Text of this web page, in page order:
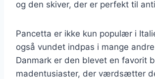
og den skiver, der er perfekt til
Pancetta er ikke kun populær i
også vundet indpas i mange
Danmark er den blevet en favorit
madentusiaster, der værdsætter